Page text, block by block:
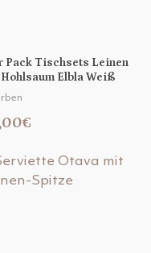
Pack Tischsets Leinen
Elbla Weiß